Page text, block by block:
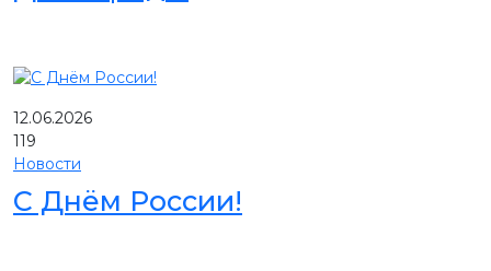
12.06.2026
119
Новости
С Днём России!